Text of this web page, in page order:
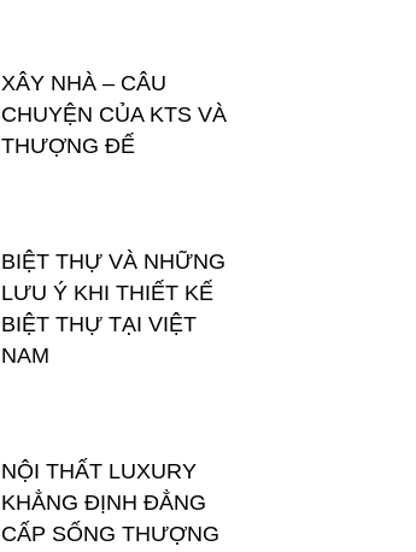
XÂY NHÀ – CÂU
CHUYỆN CỦA KTS VÀ
THƯỢNG ĐẾ
BIỆT THỰ VÀ NHỮNG
LƯU Ý KHI THIẾT KẾ
BIỆT THỰ TẠI VIỆT
NAM
NỘI THẤT LUXURY
KHẲNG ĐỊNH ĐẲNG
CẤP SỐNG THƯỢNG